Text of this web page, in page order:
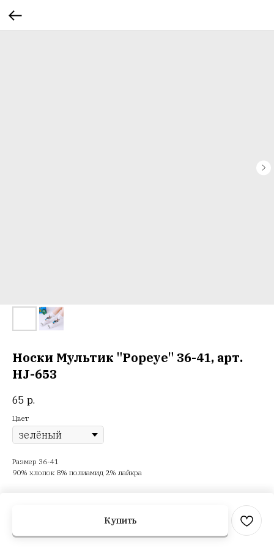
Носки Мультик "Popeye" 36-41, арт.
HJ-653
65 р.
Цвет
Купить
Размер 36-41
90% хлопок 8% полиамид 2% лайкра